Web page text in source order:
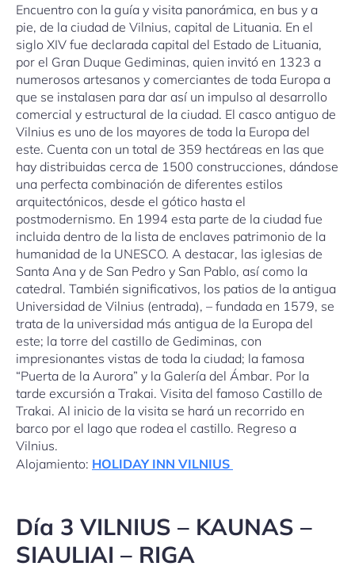
Encuentro con la guía y visita panorámica, en bus y a
pie, de la ciudad de Vilnius, capital de Lituania. En el
siglo XIV fue declarada capital del Estado de Lituania,
por el Gran Duque Gediminas, quien invitó en 1323 a
numerosos artesanos y comerciantes de toda Europa a
que se instalasen para dar así un impulso al desarrollo
comercial y estructural de la ciudad. El casco antiguo de
Vilnius es uno de los mayores de toda la Europa del
este. Cuenta con un total de 359 hectáreas en las que
hay distribuidas cerca de 1500 construcciones, dándose
una perfecta combinación de diferentes estilos
arquitectónicos, desde el gótico hasta el
postmodernismo. En 1994 esta parte de la ciudad fue
incluida dentro de la lista de enclaves patrimonio de la
humanidad de la UNESCO. A destacar, las iglesias de
Santa Ana y de San Pedro y San Pablo, así como la
catedral. También significativos, los patios de la antigua
Universidad de Vilnius (entrada), – fundada en 1579, se
trata de la universidad más antigua de la Europa del
este; la torre del castillo de Gediminas, con
impresionantes vistas de toda la ciudad; la famosa
“Puerta de la Aurora” y la Galería del Ámbar. Por la
tarde excursión a Trakai. Visita del famoso Castillo de
Trakai. Al inicio de la visita se hará un recorrido en
barco por el lago que rodea el castillo. Regreso a
Vilnius.
Alojamiento: HOLIDAY INN VILNIUS
Día 3 VILNIUS – KAUNAS –
SIAULIAI – RIGA